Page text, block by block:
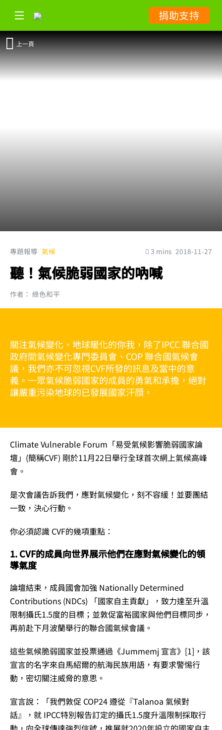
捐助支持
上一頁
專題報導 氣候 3 mins 2018-11-27
聽！氣候脆弱國家的吶喊
作者： 綠色和平
關注氣候變化、地球暖化的你我，除了IPCC 聯合國
政府間氣候變化專門委員會、COP 聯合國氣候會
議，我們亦不可忽視CVF所發的訊息及當中的意
義。一眾氣候脆弱國家的成員的勇氣和承擔，絕對
讓嚴重污染地球的已發展國家汗顔。
Climate Vulnerable Forum「易受氣候影響脆弱國家論
壇」(簡稱CVF) 剛於11月22日舉行全球首次網上氣候高峰
會。
是次會議告訴我們，應對氣候變化，刻不容緩！並要團結
一致，決心行動。
你必須認識 CVF的幾項重點：
1. CVF的成員向世界展示他們在應對氣候變化的領
導氣度
論壇結束，成員國會加強 Nationally Determined
Contributions (NDCs) 「國家自主貢獻」，致力達至升溫
限制攝氏1.5度的目標；並敦促富裕國家與他們目標同步，
再前赴下月波蘭舉行的聯合國氣候會議。
這些氣候脆弱國家並投票通過《Jummemj 宣言》[1]，該
宣言的名字來自馬紹爾的航海民族用語，有要求警惕行
動，密切關注威脅的意思。
宣言說：「我們敦促 COP24 遵從『Talanoa 氣候對
話』，就 IPCC特別報告訂定的攝氏1.5度升溫限制採取行